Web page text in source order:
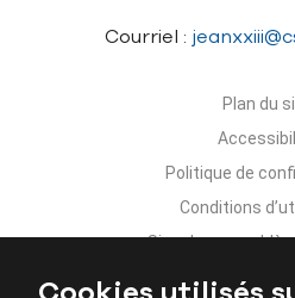
Courriel :
Plan du
Politique de
Conditions
Signaler un
Nous